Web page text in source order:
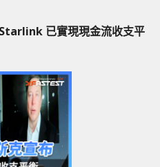
已實現現金流收支平